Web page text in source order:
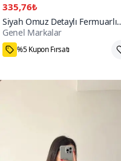
335,76₺
Siyah Omuz Detaylı Fermuarlı
Fitilli Esnek Crop
Genel Markalar
1000+
%5 Kupon Fırsatı